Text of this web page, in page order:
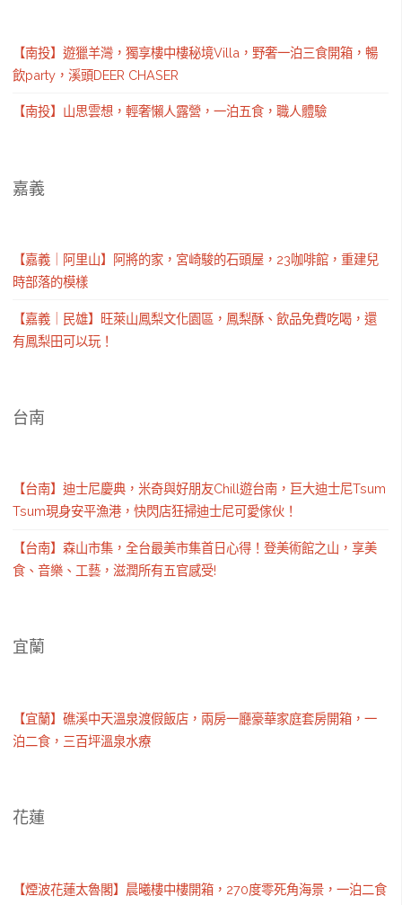
【南投】遊獵羊灣，獨享樓中樓秘境Villa，野奢一泊三食開箱，暢
飲party，溪頭DEER CHASER
【南投】山思雲想，輕奢懶人露營，一泊五食，職人體驗
嘉義
【嘉義｜阿里山】阿將的家，宮崎駿的石頭屋，23咖啡館，重建兒
時部落的模樣
【嘉義｜民雄】旺萊山鳳梨文化園區，鳳梨酥、飲品免費吃喝，還
有鳳梨田可以玩！
台南
【台南】迪士尼慶典，米奇與好朋友Chill遊台南，巨大迪士尼Tsum
Tsum現身安平漁港，快閃店狂掃迪士尼可愛傢伙！
【台南】森山市集，全台最美市集首日心得！登美術館之山，享美
食、音樂、工藝，滋潤所有五官感受!
宜蘭
【宜蘭】礁溪中天溫泉渡假飯店，兩房一廳豪華家庭套房開箱，一
泊二食，三百坪溫泉水療
花蓮
【煙波花蓮太魯閣】晨曦樓中樓開箱，270度零死角海景，一泊二食